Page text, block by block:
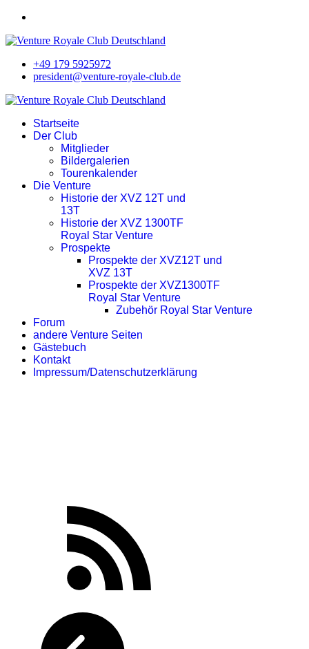
+49 179 5925972
president@venture-royale-club.de
Startseite
Der Club
Mitglieder
Bildergalerien
Tourenkalender
Die Venture
Historie der XVZ 12T und
13T
Historie der XVZ 1300TF
Royal Star Venture
Prospekte
Prospekte der XVZ12T und
XVZ 13T
Prospekte der XVZ1300TF
Royal Star Venture
Zubehör Royal Star Venture
Forum
andere Venture Seiten
Gästebuch
Kontakt
Impressum/Datenschutzerklärung